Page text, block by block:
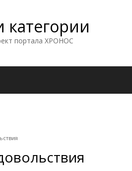
категории
портала ХРОНОС